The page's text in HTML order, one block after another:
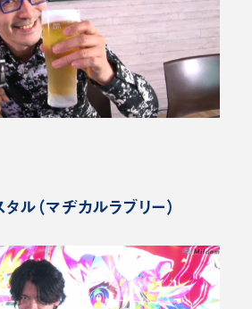
ル（マヂカルラブリー）